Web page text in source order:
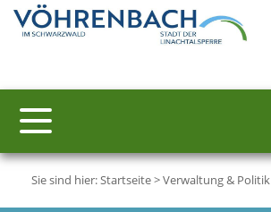
Sie sind hier:Startseite>Verwaltung & Politik